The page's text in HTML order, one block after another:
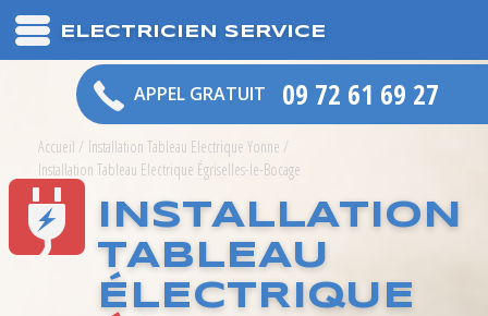
ELECTRICIEN SERVICE
APPEL GRATUIT 09 72 61 69 27
Accueil / Installation Tableau Electrique Yonne /
Installation Tableau Electrique Égriselles-le-Bocage
INSTALLATION
TABLEAU
ÉLECTRIQUE